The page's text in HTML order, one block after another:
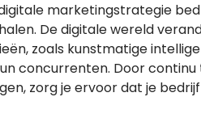
marketingstrategie
De digitale wereld
zoals kunstmatige
concurrenten. Door
zorg je ervoor dat je